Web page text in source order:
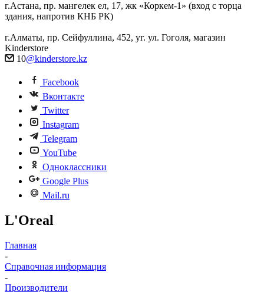
г.Астана, пр. мангелек ел, 17, жк «Коркем-1» (вход с торца
здания, напротив КНБ РК)
г.Алматы, пр. Сейфуллина, 452, уг. ул. Гоголя, магазин
Kinderstore
10@kinderstore.kz
Facebook
Вконтакте
Twitter
Instagram
Telegram
YouTube
Одноклассники
Google Plus
Mail.ru
L'Oreal
Главная
-
Справочная информация
-
Производители